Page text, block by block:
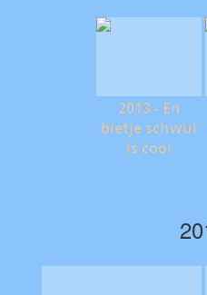
2013 - En
bietje schwul
is cool